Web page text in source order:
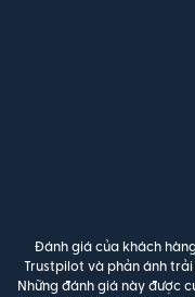
Đánh giá của khách
Trustpilot và phản ánh
Những đánh giá này được